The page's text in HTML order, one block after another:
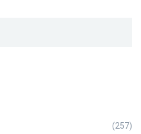
(257)